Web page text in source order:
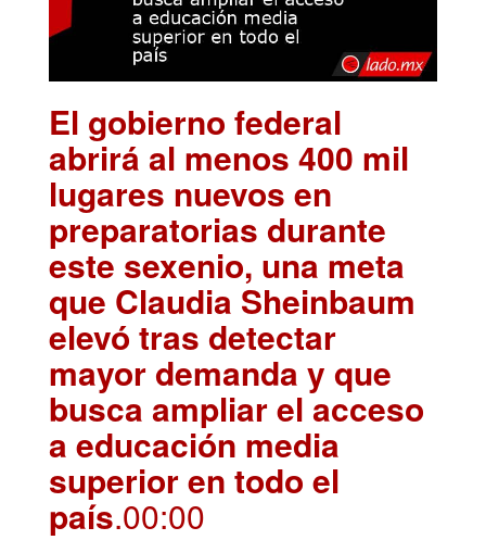
El gobierno federal
abrirá al menos 400 mil
lugares nuevos en
preparatorias durante
este sexenio, una meta
que Claudia Sheinbaum
elevó tras detectar
mayor demanda y que
busca ampliar el acceso
a educación media
superior en todo el
país.00:00